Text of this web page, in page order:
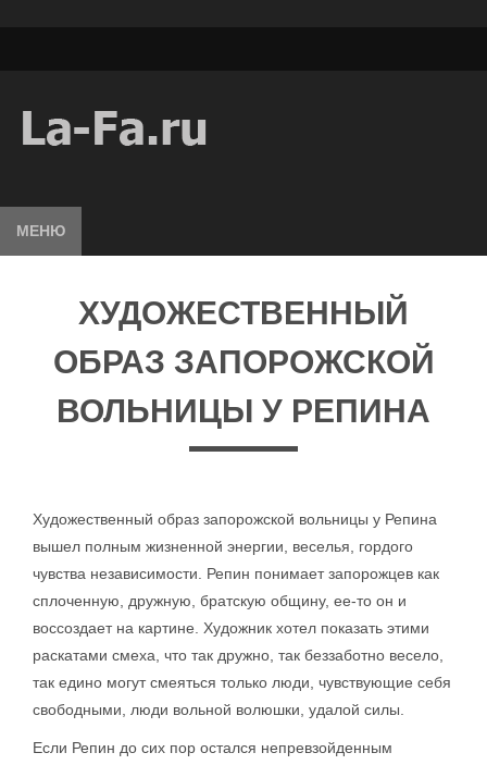
МЕНЮ
ХУДОЖЕСТВЕННЫЙ
ОБРАЗ ЗАПОРОЖСКОЙ
ВОЛЬНИЦЫ У РЕПИНА
Художественный образ запорожской вольницы у Репина
вышел полным жизненной энергии, веселья, гордого
чувства независимости. Репин понимает запорожцев как
сплоченную, дружную, братскую общину, ее-то он и
воссоздает на картине. Художник хотел показать этими
раскатами смеха, что так дружно, так беззаботно весело,
так едино могут смеяться только люди, чувствующие себя
свободными, люди вольной волюшки, удалой силы.
Если Репин до сих пор остался непревзойденным